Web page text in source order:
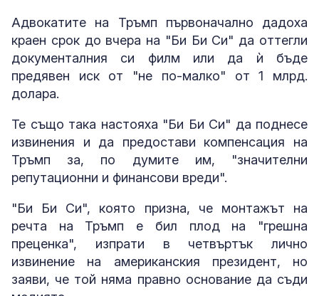
Адвокатите на Тръмп първоначално дадоха
краен срок до вчера на "Би Би Си" да оттегли
документалния си филм или да ѝ бъде
предявен иск от "не по-малко" от 1 млрд.
долара.
Те също така настояха "Би Би Си" да поднесе
извинения и да предостави компенсация на
Тръмп за, по думите им, "значителни
репутационни и финансови вреди".
"Би Би Си", която призна, че монтажът на
речта на Тръмп е бил плод на "грешна
преценка", изпрати в четвъртък лично
извинение на американския президент, но
заяви, че той няма правно основание да съди